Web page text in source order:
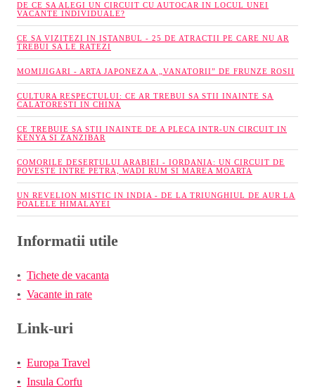
DE CE SA ALEGI UN CIRCUIT CU AUTOCAR IN LOCUL UNEI
VACANTE INDIVIDUALE?
CE SA VIZITEZI IN ISTANBUL - 25 DE ATRACTII PE CARE NU AR
TREBUI SA LE RATEZI
MOMIJIGARI - ARTA JAPONEZA A „VANATORII” DE FRUNZE ROSII
CULTURA RESPECTULUI: CE AR TREBUI SA STII INAINTE SA
CALATORESTI IN CHINA
CE TREBUIE SA STII INAINTE DE A PLECA INTR-UN CIRCUIT IN
KENYA SI ZANZIBAR
COMORILE DESERTULUI ARABIEI - IORDANIA: UN CIRCUIT DE
POVESTE INTRE PETRA, WADI RUM SI MAREA MOARTA
UN REVELION MISTIC IN INDIA - DE LA TRIUNGHIUL DE AUR LA
POALELE HIMALAYEI
Informatii utile
Tichete de vacanta
Vacante in rate
Link-uri
Europa Travel
Insula Corfu